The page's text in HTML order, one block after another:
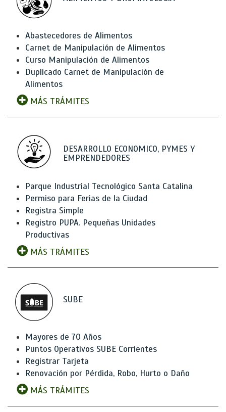
Abastecedores de Alimentos
Carnet de Manipulación de Alimentos
Curso Manipulación de Alimentos
Duplicado Carnet de Manipulación de
Alimentos
MÁS TRÁMITES
DESARROLLO ECONOMICO, PYMES Y
EMPRENDEDORES
Parque Industrial Tecnológico Santa Catalina
Permiso para Ferias de la Ciudad
Registra Simple
Registro PUPA. Pequeñas Unidades
Productivas
MÁS TRÁMITES
SUBE
Mayores de 70 Años
Puntos Operativos SUBE Corrientes
Registrar Tarjeta
Renovación por Pérdida, Robo, Hurto o Daño
MÁS TRÁMITES